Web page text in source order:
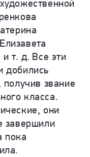
т. д. Все эти
добились
получив звание
класса.
они
завершили
пока